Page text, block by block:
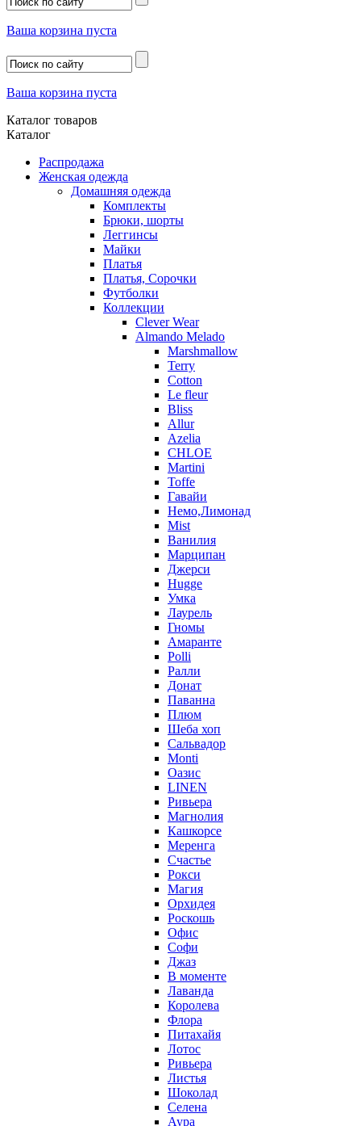
Ваша корзина пуста
Ваша корзина пуста
Каталог товаров
Каталог
Распродажа
Женская одежда
Домашняя одежда
Комплекты
Брюки, шорты
Леггинсы
Майки
Платья
Платья, Сорочки
Футболки
Коллекции
Clever Wear
Almando Melado
Marshmallow
Terry
Cotton
Le fleur
Bliss
Allur
Azelia
CHLOE
Martini
Toffe
Гавайи
Немо,Лимонад
Mist
Ванилия
Марципан
Джерси
Hugge
Умка
Лаурель
Гномы
Амаранте
Polli
Ралли
Донат
Паванна
Плюм
Шеба хоп
Сальвадор
Monti
Оазис
LINEN
Ривьера
Магнолия
Кашкорсе
Меренга
Счастье
Рокси
Магия
Орхидея
Роскошь
Офис
Софи
Джаз
В моменте
Лаванда
Королева
Флора
Питахайя
Лотос
Ривьера
Листья
Шоколад
Селена
Аура